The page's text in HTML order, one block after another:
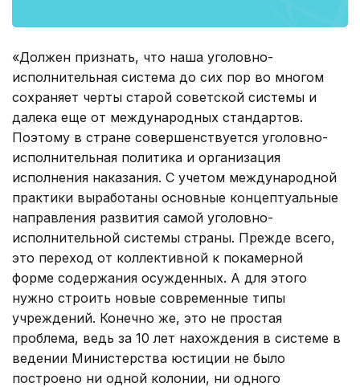
«Должен признать, что наша уголовно-
исполнительная система до сих пор во многом
сохраняет черты старой советской системы и
далека еще от международных стандартов.
Поэтому в стране совершенствуется уголовно-
исполнительная политика и организация
исполнения наказания. С учетом международной
практики выработаны основные концептуальные
направления развития самой уголовно-
исполнительной системы страны. Прежде всего,
это переход от коллективной к покамерной
форме содержания осужденных. А для этого
нужно строить новые современные типы
учреждений. Конечно же, это не простая
проблема, ведь за 10 лет нахождения в системе в
ведении Министерства юстиции не было
построено ни одной колонии, ни одного